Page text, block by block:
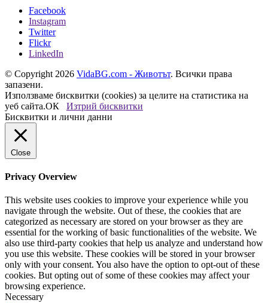
Facebook
Instagram
Twitter
Flickr
LinkedIn
© Copyright 2026 VidaBG.com - Животът. Всички права
запазени.
Използваме бисквитки (cookies) за целите на статистика на
уеб сайта.ОК
Изтрий бисквитки
Бисквитки и лични данни
Close
Privacy Overview
This website uses cookies to improve your experience while you
navigate through the website. Out of these, the cookies that are
categorized as necessary are stored on your browser as they are
essential for the working of basic functionalities of the website. We
also use third-party cookies that help us analyze and understand how
you use this website. These cookies will be stored in your browser
only with your consent. You also have the option to opt-out of these
cookies. But opting out of some of these cookies may affect your
browsing experience.
Necessary